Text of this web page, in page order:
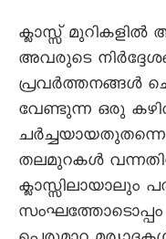
ക്ലാസ്സ്
അവരുടെ
പ്രവർത്തനങ്ങൾ
വേണ്ടുന്ന ഒരു
ചർച്ചയായതുതന്നെ
തലമുറകൾ
ക്ലാസ്സിലായാലും